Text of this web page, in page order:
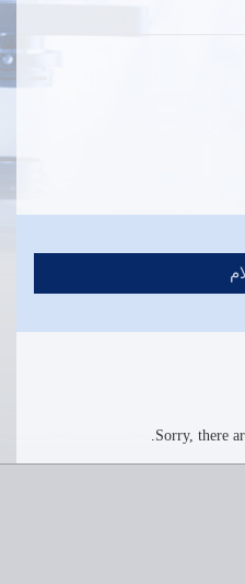
Sorry, there